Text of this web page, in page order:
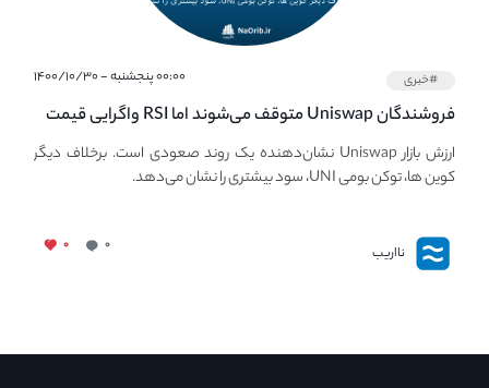
#خبری ۰۰:۰۰ پنجشنبه - ۱۴۰۰/۱۰/۳۰
فروشندگان Uniswap متوقف می‌شوند اما RSI واگرایی قیمت
UNI نزولی را توسعه می‌دهد.
ارزش بازار Uniswap نشان‌دهنده یک روند صعودی است. برخلاف دیگر
کوین ها، توکن بومی UNI، سود بیشتری را نشان می‌دهد.
نااریب ۰ ۰